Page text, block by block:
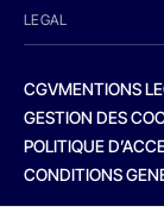
LEGAL
CGVMENTIONS
GESTION DES
POLITIQUE
CONDITIONS